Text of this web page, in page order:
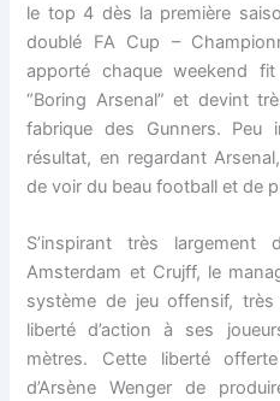
le top 4 dès la première
doublé FA Cup –
apporté chaque weekend
“Boring Arsenal” et devint
fabrique des Gunners. Peu
résultat, en regardant
de voir du beau football et de
S’inspirant très
Amsterdam et Crujff, le
système de jeu offensif,
liberté d’action à ses
mètres. Cette liberté
d’Arsène Wenger de